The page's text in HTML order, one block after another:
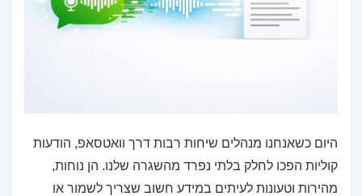
היום כשאנחנו מנהלים שיחות רבות דרך וואטסאפ, הודעות
קוליות הפכו לחלק בלתי נפרד מהשגרה שלנו. הן נוחות,
מהירות וטעונות לעיתים במידע חשוב שצריך לשמור או